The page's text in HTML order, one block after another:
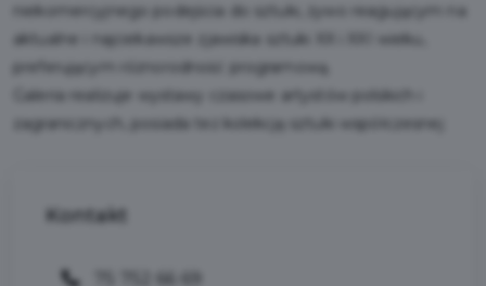
niekomercyjnego podejścia do sztuki, żywo reagującym na
aktualne i najciekawsze zjawiska sztuki XX i XXI wieku,
preferującym różnorodność programową.
Galeria realizuje wystawy czasowe artystów polskich i
zagranicznych, posiada też kolekcję sztuki współczesnej
Kontakt